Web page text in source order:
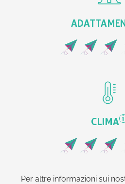
CLIMA i
Per altre informazioni sui